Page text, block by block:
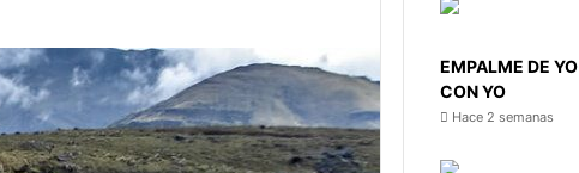
EMPALME DE YO
CON YO
Hace 2 semanas